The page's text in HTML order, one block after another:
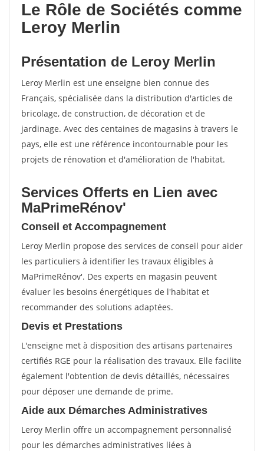
Le Rôle de Sociétés comme
Leroy Merlin
Présentation de Leroy Merlin
Leroy Merlin est une enseigne bien connue des
Français, spécialisée dans la distribution d'articles de
bricolage, de construction, de décoration et de
jardinage. Avec des centaines de magasins à travers le
pays, elle est une référence incontournable pour les
projets de rénovation et d'amélioration de l'habitat.
Services Offerts en Lien avec
MaPrimeRénov'
Conseil et Accompagnement
Leroy Merlin propose des services de conseil pour aider
les particuliers à identifier les travaux éligibles à
MaPrimeRénov'. Des experts en magasin peuvent
évaluer les besoins énergétiques de l'habitat et
recommander des solutions adaptées.
Devis et Prestations
L'enseigne met à disposition des artisans partenaires
certifiés RGE pour la réalisation des travaux. Elle facilite
également l'obtention de devis détaillés, nécessaires
pour déposer une demande de prime.
Aide aux Démarches Administratives
Leroy Merlin offre un accompagnement personnalisé
pour les démarches administratives liées à